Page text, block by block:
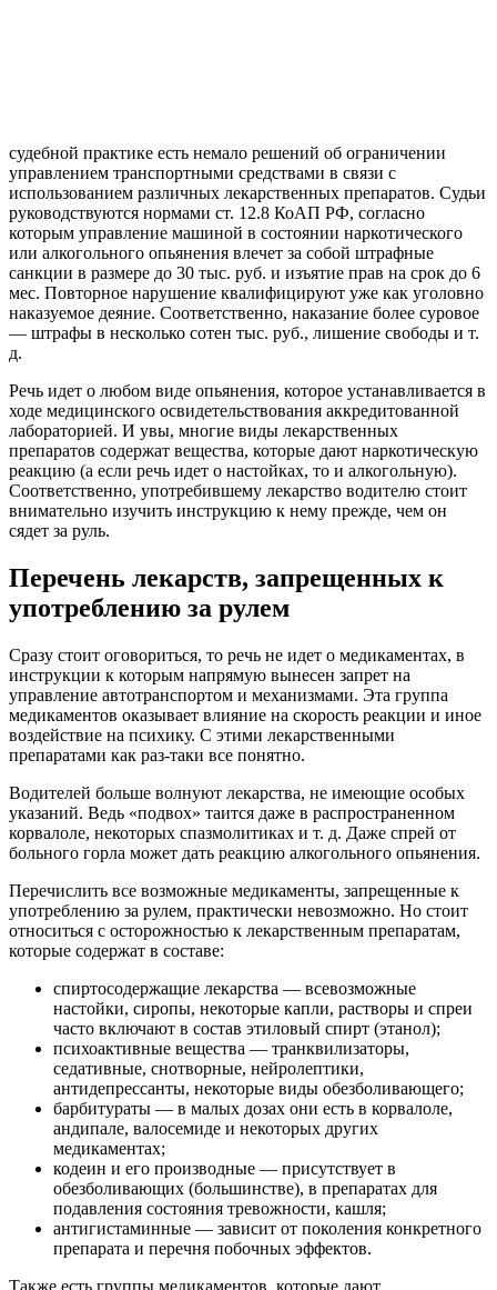
судебной практике есть немало решений об ограничении
управлением транспортными средствами в связи с
использованием различных лекарственных препаратов. Судьи
руководствуются нормами ст. 12.8 КоАП РФ, согласно
которым управление машиной в состоянии наркотического
или алкогольного опьянения влечет за собой штрафные
санкции в размере до 30 тыс. руб. и изъятие прав на срок до 6
мес. Повторное нарушение квалифицируют уже как уголовно
наказуемое деяние. Соответственно, наказание более суровое
— штрафы в несколько сотен тыс. руб., лишение свободы и т.
д.
Речь идет о любом виде опьянения, которое устанавливается в
ходе медицинского освидетельствования аккредитованной
лабораторией. И увы, многие виды лекарственных
препаратов содержат вещества, которые дают наркотическую
реакцию (а если речь идет о настойках, то и алкогольную).
Соответственно, употребившему лекарство водителю стоит
внимательно изучить инструкцию к нему прежде, чем он
сядет за руль.
Перечень лекарств, запрещенных к
употреблению за рулем
Сразу стоит оговориться, то речь не идет о медикаментах, в
инструкции к которым напрямую вынесен запрет на
управление автотранспортом и механизмами. Эта группа
медикаментов оказывает влияние на скорость реакции и иное
воздействие на психику. С этими лекарственными
препаратами как раз-таки все понятно.
Водителей больше волнуют лекарства, не имеющие особых
указаний. Ведь «подвох» таится даже в распространенном
корвалоле, некоторых спазмолитиках и т. д. Даже спрей от
больного горла может дать реакцию алкогольного опьянения.
Перечислить все возможные медикаменты, запрещенные к
употреблению за рулем, практически невозможно. Но стоит
относиться с осторожностью к лекарственным препаратам,
которые содержат в составе:
спиртосодержащие лекарства — всевозможные
настойки, сиропы, некоторые капли, растворы и спреи
часто включают в состав этиловый спирт (этанол);
психоактивные вещества — транквилизаторы,
седативные, снотворные, нейролептики,
антидепрессанты, некоторые виды обезболивающего;
барбитураты — в малых дозах они есть в корвалоле,
андипале, валосемиде и некоторых других
медикаментах;
кодеин и его производные — присутствует в
обезболивающих (большинстве), в препаратах для
подавления состояния тревожности, кашля;
антигистаминные — зависит от поколения конкретного
препарата и перечня побочных эффектов.
Также есть группы медикаментов, которые дают